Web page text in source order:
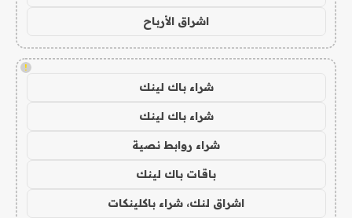
اشراق الأرباح
!
شراء باك لينك
شراء باك لينك
شراء روابط نصية
باقات باك لينك
اشراق لنك، شراء باكلينكات